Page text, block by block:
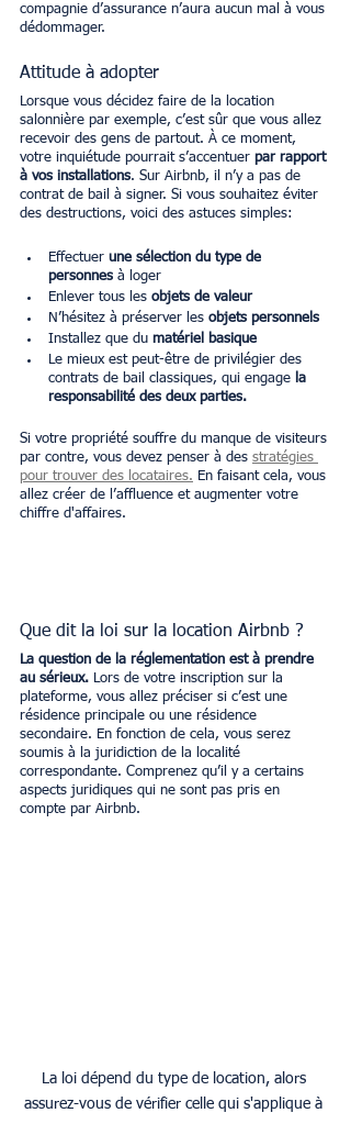
compagnie d’assurance n’aura aucun mal à vous
dédommager.
Attitude à adopter
Lorsque vous décidez faire de la location
salonnière par exemple, c’est sûr que vous allez
recevoir des gens de partout. À ce moment,
votre inquiétude pourrait s’accentuer par rapport
à vos installations. Sur Airbnb, il n’y a pas de
contrat de bail à signer. Si vous souhaitez éviter
des destructions, voici des astuces simples:
Effectuer une sélection du type de
personnes à loger
Enlever tous les objets de valeur
N’hésitez à préserver les objets personnels
Installez que du matériel basique
Le mieux est peut-être de privilégier des
contrats de bail classiques, qui engage la
responsabilité des deux parties.
Si votre propriété souffre du manque de visiteurs
par contre, vous devez penser à des stratégies
pour trouver des locataires. En faisant cela, vous
allez créer de l’affluence et augmenter votre
chiffre d'affaires.
Que dit la loi sur la location Airbnb ?
La question de la réglementation est à prendre
au sérieux. Lors de votre inscription sur la
plateforme, vous allez préciser si c’est une
résidence principale ou une résidence
secondaire. En fonction de cela, vous serez
soumis à la juridiction de la localité
correspondante. Comprenez qu’il y a certains
aspects juridiques qui ne sont pas pris en
compte par Airbnb.
La loi dépend du type de location, alors
assurez-vous de vérifier celle qui s'applique à